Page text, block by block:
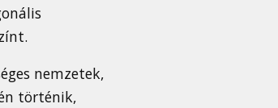
nemzetek,
történik,